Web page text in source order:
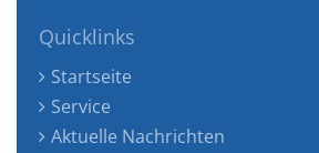
Quicklinks
Startseite
Service
Aktuelle Nachrichten